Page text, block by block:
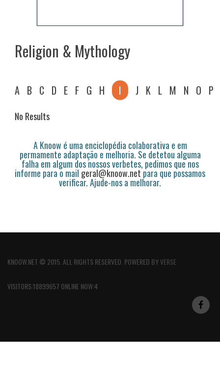
Religion & Mythology
A B C D E F G H I J K L M N O P
No Results
A Knoow é uma enciclopédia colaborativa e em
permamente adaptação e melhoria. Se detetou alguma
falha em algum dos nossos verbetes, pedimos que nos
informe para o mail geral@knoow.netpara que possamos
verificar. Ajude-nos a melhorar.
KNOOW.NET © 2015. ALL RIGHTS RESERVED. POWERED BYVERSE
VISITORS:18899657 ONLINE NOW:4